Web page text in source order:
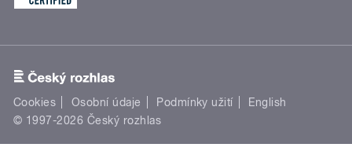
Cookies Osobní údaje Podmínky užití
English
© 1997-2026 Český rozhlas